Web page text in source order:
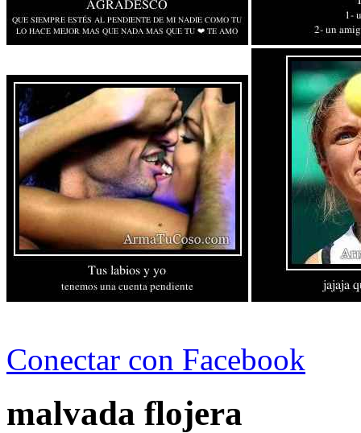
Conectar con Facebook
malvada flojera